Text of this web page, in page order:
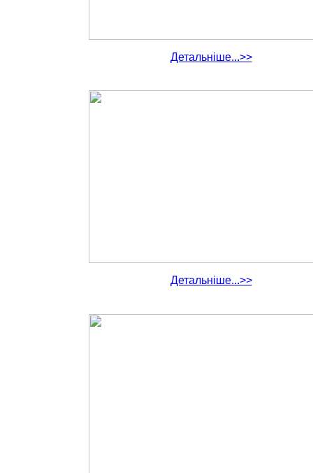
Детальніше...>>
Детальніше...>>